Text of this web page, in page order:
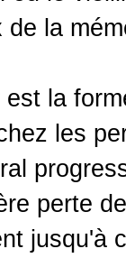
la
la
les
perte
jusqu'à